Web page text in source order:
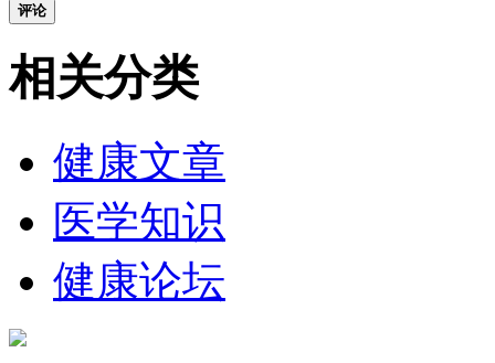
评论
相关分类
健康文章
医学知识
健康论坛